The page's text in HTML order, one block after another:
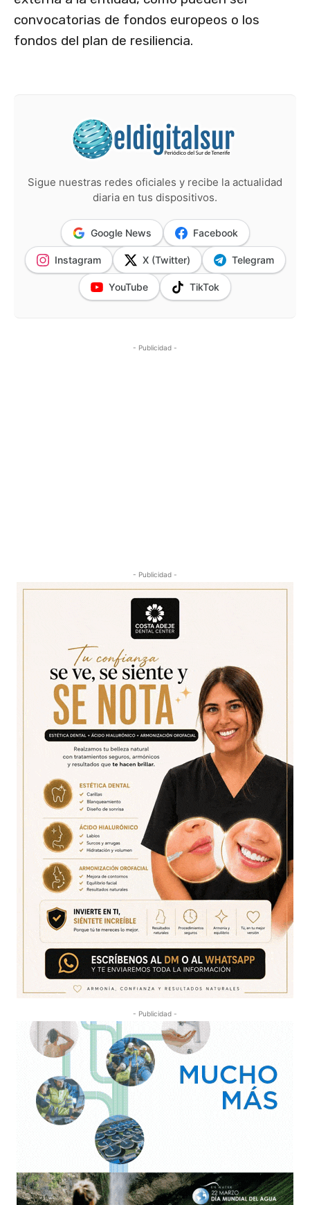
convocatorias de fondos europeos o los
fondos del plan de resiliencia.
Sigue nuestras redes oficiales y recibe la actualidad
diaria en tus dispositivos.
Google News Facebook
Instagram X (Twitter) Telegram
YouTube TikTok
- Publicidad -
- Publicidad -
- Publicidad -